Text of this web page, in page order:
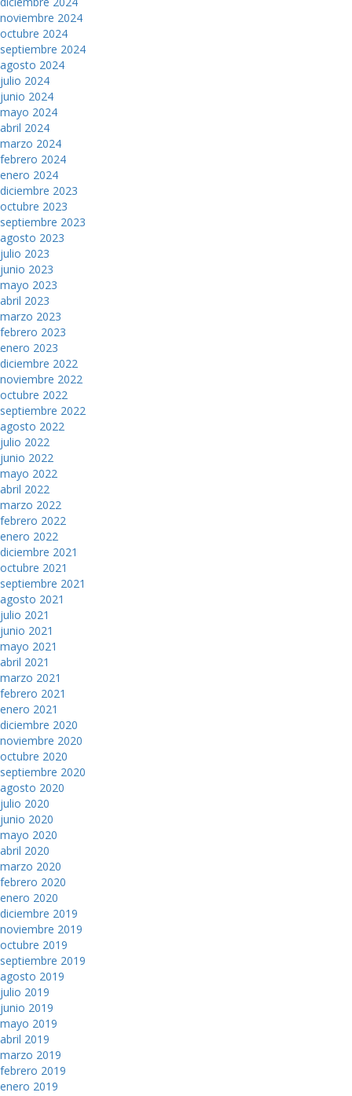
noviembre 2024
octubre 2024
septiembre 2024
agosto 2024
julio 2024
junio 2024
mayo 2024
abril 2024
marzo 2024
febrero 2024
enero 2024
diciembre 2023
octubre 2023
septiembre 2023
agosto 2023
julio 2023
junio 2023
mayo 2023
abril 2023
marzo 2023
febrero 2023
enero 2023
diciembre 2022
noviembre 2022
octubre 2022
septiembre 2022
agosto 2022
julio 2022
junio 2022
mayo 2022
abril 2022
marzo 2022
febrero 2022
enero 2022
diciembre 2021
octubre 2021
septiembre 2021
agosto 2021
julio 2021
junio 2021
mayo 2021
abril 2021
marzo 2021
febrero 2021
enero 2021
diciembre 2020
noviembre 2020
octubre 2020
septiembre 2020
agosto 2020
julio 2020
junio 2020
mayo 2020
abril 2020
marzo 2020
febrero 2020
enero 2020
diciembre 2019
noviembre 2019
octubre 2019
septiembre 2019
agosto 2019
julio 2019
junio 2019
mayo 2019
abril 2019
marzo 2019
febrero 2019
enero 2019